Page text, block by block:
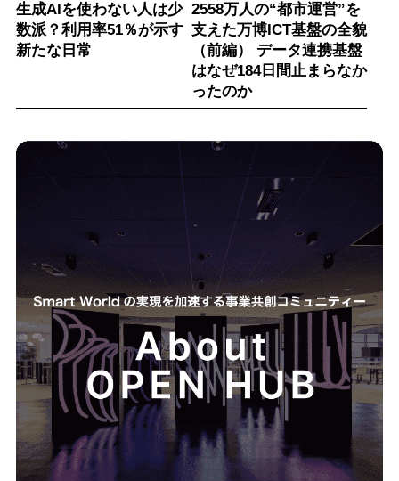
生成AIを使わない人は少
数派？利用率51％が示す
新たな日常
2558万人の“都市運営”を
支えた万博ICT基盤の全貌
（前編） データ連携基盤
はなぜ184日間止まらなか
ったのか